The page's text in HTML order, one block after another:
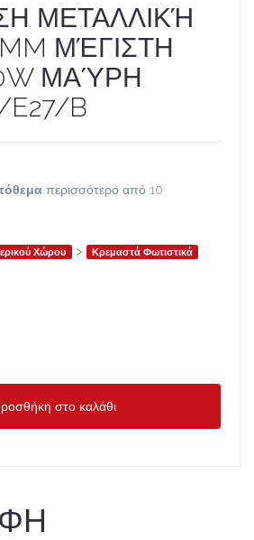
ΜΕΤΑΛΛΙΚΉ
ΜΈΓΙΣΤΗ
ΜΑΎΡΗ
B
περισσότερο από 10
Χώρου > Κρεμαστά Φωτιστικά
στο καλάθι